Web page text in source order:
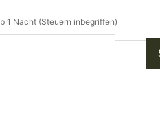
1 Nacht (Steuern inbegriffen)